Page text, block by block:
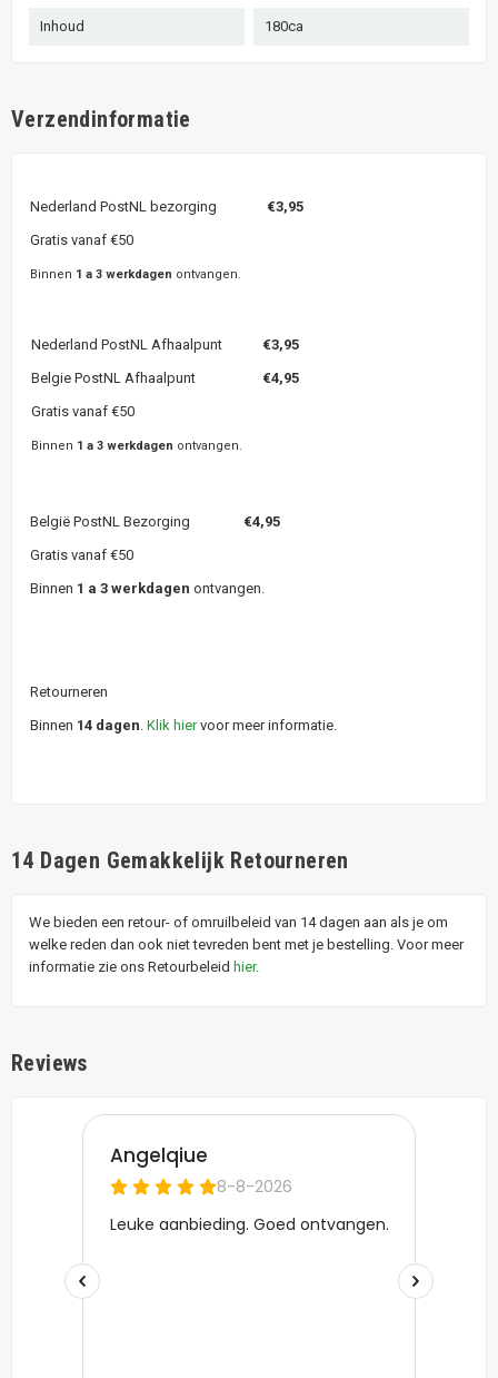
Inhoud 180ca
Verzendinformatie
Nederland PostNL bezorging €3,95
Gratis vanaf €50
Binnen 1 a 3 werkdagen ontvangen.
Nederland PostNL Afhaalpunt €3,95
Belgie PostNL Afhaalpunt
€4,95
Gratis vanaf €50
Binnen 1 a 3 werkdagen ontvangen.
België PostNL Bezorging €4,95
Gratis vanaf €50
Binnen 1 a 3 werkdagen ontvangen.
Retourneren
Binnen 14 dagen Klik hiervoor meer informatie.
14 Dagen Gemakkelijk Retourneren
We bieden een retour- of omruilbeleid van 14 dagen aan als je om
welke reden dan ook niet tevreden bent met je bestelling. Voor meer
informatie zie ons Retourbeleid hier.
Reviews